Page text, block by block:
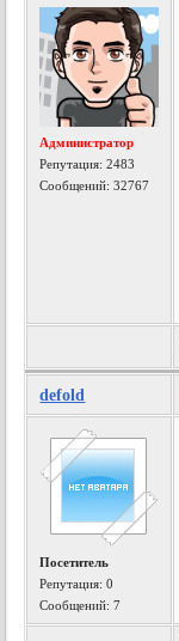
Администратор
Репутация:2483
Сообщений: 32767
defold
Посетитель
Репутация:0
Сообщений: 7